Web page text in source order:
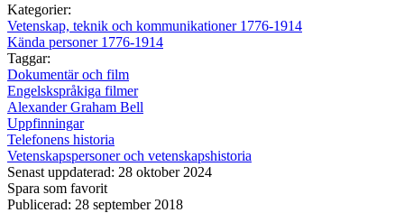
Kategorier:
Vetenskap, teknik och kommunikationer 1776-1914
Kända personer 1776-1914
Taggar:
Dokumentär och film
Engelskspråkiga filmer
Alexander Graham Bell
Uppfinningar
Telefonens historia
Vetenskapspersoner och vetenskapshistoria
Senast uppdaterad: 28 oktober 2024
Spara som favorit
Publicerad: 28 september 2018